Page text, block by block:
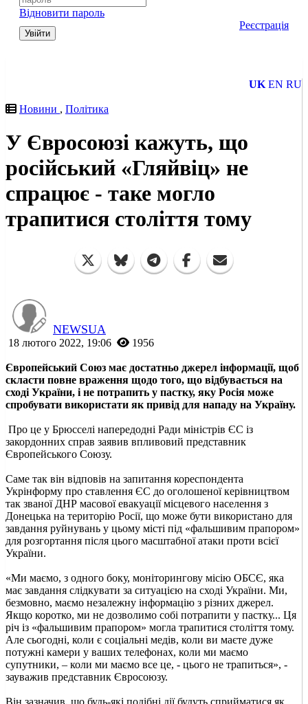
Відновити пароль
Увійти
Реєстрація
UK EN RU
Новини , Політика
У Євросоюзі кажуть, що
російський «Гляйвіц» не
спрацює - таке могло
трапитися століття тому
NEWSUA
18 лютого 2022, 19:06 1956
Європейський Союз має достатньо джерел інформації, щоб
скласти повне враження щодо того, що відбувається на
сході України, і не потрапить у пастку, яку Росія може
спробувати використати як привід для нападу на Україну.
Про це у Брюсселі напередодні Ради міністрів ЄС із
закордонних справ заявив впливовий представник
Європейського Союзу.
Саме так він відповів на запитання кореспондента
Укрінформу про ставлення ЄС до оголошеної керівництвом
так званої ДНР масової евакуації місцевого населення з
Донецька на територію Росії, що може бути використано для
завдання руйнувань у цьому місті під «фальшивим прапором»
для розгортання після цього масштабної атаки проти всієї
України.
«Ми маємо, з одного боку, моніторингову місію ОБСЄ, яка
має завдання слідкувати за ситуацією на сході України. Ми,
безмовно, маємо незалежну інформацію з різних джерел.
Якщо коротко, ми не дозволимо собі потрапити у пастку... Ця
річ із «фальшивим прапором» могла трапитися століття тому.
Але сьогодні, коли є соціальні медів, коли ви маєте дуже
потужні камери у ваших телефонах, коли ми маємо
супутники, – коли ми маємо все це, - цього не трапиться», -
зауважив представник Євросоюзу.
Він зазначив, що будь-які подібні дії будуть сприйматися як